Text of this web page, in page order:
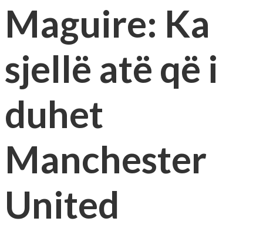
Maguire: Ka
sjellë atë që i
duhet
Manchester
United